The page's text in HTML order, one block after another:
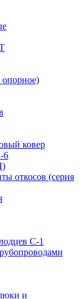
опорное)
ковер
6
откосов (серия
С-1
и